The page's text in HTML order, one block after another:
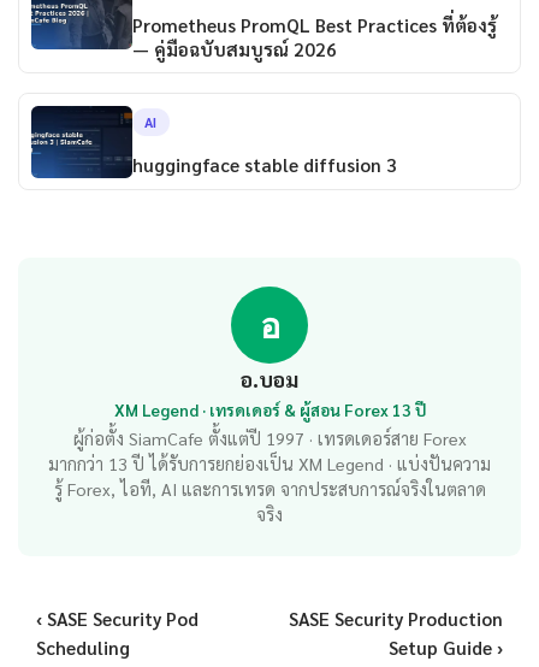
Prometheus PromQL Best Practices ที่ต้องรู้
— คู่มือฉบับสมบูรณ์ 2026
AI
huggingface stable diffusion 3
อ
อ.บอม
XM Legend · เทรดเดอร์ & ผู้สอน Forex 13 ปี
ผู้ก่อตั้ง SiamCafe ตั้งแต่ปี 1997 · เทรดเดอร์สาย Forex
มากกว่า 13 ปี ได้รับการยกย่องเป็น XM Legend · แบ่งปันความ
รู้ Forex, ไอที, AI และการเทรด จากประสบการณ์จริงในตลาด
จริง
‹ SASE Security Pod
Scheduling
SASE Security Production
Setup Guide ›